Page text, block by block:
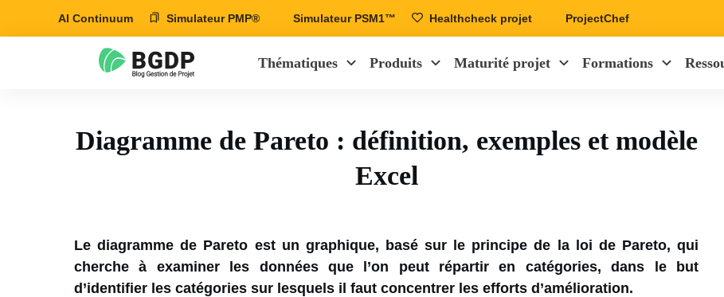
AI Continuum Simulateur PMP® Simulateur PSM1™ Healthcheck projet ProjectChef
Thématiques Produits Maturité projet Formations
Diagramme de Pareto : définition, exemples et modèle
Excel
Le diagramme de Pareto est un graphique, basé sur le principe de la loi de Pareto, qui
cherche à examiner les données que l’on peut répartir en catégories, dans le but
d’identifier les catégories sur lesquels il faut concentrer les efforts d’amélioration.